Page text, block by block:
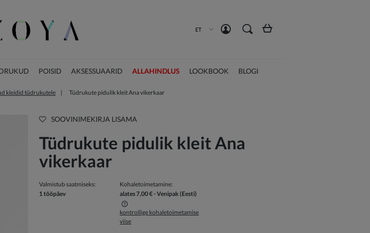
ET
POISID AKSESSUAARID ALLAHINDLUS LOOKBOOK BLOGI
kleidid tüdrukutele Tüdrukute pidulik kleit Ana vikerkaar
SOOVINIMEKIRJA LISAMA
Tüdrukute pidulik kleit Ana
vikerkaar
Valmistub saatmiseks:
1 tööpäev
Kohaletoimetamine:
alates 7,00 €- Venipak (Eesti)
kontrollige kohaletoimetamise
viise